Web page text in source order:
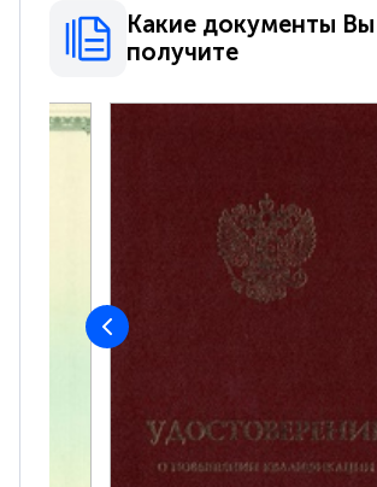
Какие документы Вы
получите